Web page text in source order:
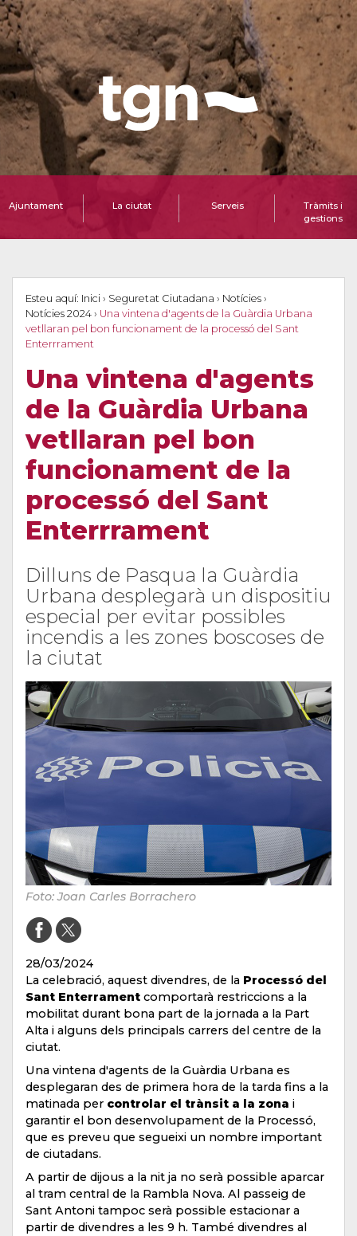
Ajuntament La ciutat Serveis
Tràmits i
gestions
Esteu aquí: Inici › Seguretat Ciutadana › Notícies ›
Notícies 2024 › Una vintena d'agents de la Guàrdia Urbana
vetllaran pel bon funcionament de la processó del Sant
Enterrrament
Una vintena d'agents
de la Guàrdia Urbana
vetllaran pel bon
funcionament de la
processó del Sant
Enterrrament
Dilluns de Pasqua la Guàrdia
Urbana desplegarà un dispositiu
especial per evitar possibles
incendis a les zones boscoses de
la ciutat
Foto: Joan Carles Borrachero
28/03/2024
La celebració, aquest divendres, de la Processó del
Sant Enterrament comportarà restriccions a la
mobilitat durant bona part de la jornada a la Part
Alta i alguns dels principals carrers del centre de la
ciutat.
Una vintena d'agents de la Guàrdia Urbana es
desplegaran des de primera hora de la tarda fins a la
matinada per controlar el trànsit a la zona i
garantir el bon desenvolupament de la Processó,
que es preveu que segueixi un nombre important
de ciutadans.
A partir de dijous a la nit ja no serà possible aparcar
al tram central de la Rambla Nova. Al passeig de
Sant Antoni tampoc serà possible estacionar a
partir de divendres a les 9 h. També divendres al